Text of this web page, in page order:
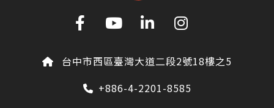
台中市西區臺灣大道二段2號18樓之5
+886-4-2201-8585